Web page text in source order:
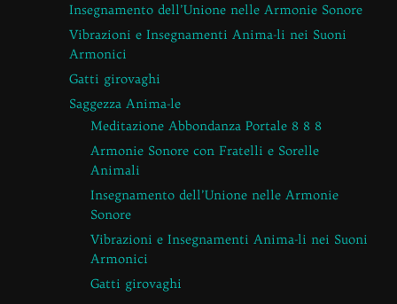
Insegnamento dell’Unione nelle Armonie Sonore
Vibrazioni e Insegnamenti Anima-li nei Suoni
Armonici
Gatti girovaghi
Saggezza Anima-le
Meditazione Abbondanza Portale 8 8 8
Armonie Sonore con Fratelli e Sorelle
Animali
Insegnamento dell’Unione nelle Armonie
Sonore
Vibrazioni e Insegnamenti Anima-li nei Suoni
Armonici
Gatti girovaghi